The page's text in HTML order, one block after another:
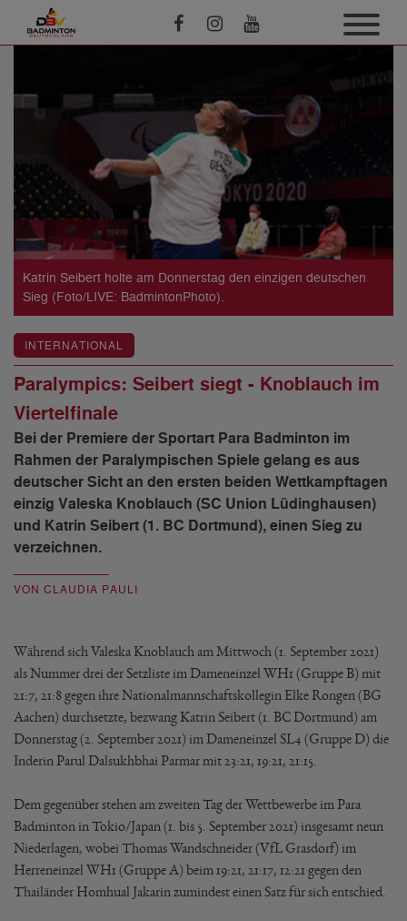
Katrin Seibert holte am Donnerstag den einzigen deutschen
Sieg (Foto/LIVE: BadmintonPhoto).
INTERNATIONAL
Paralympics: Seibert siegt - Knoblauch im
Viertelfinale
Bei der Premiere der Sportart Para Badminton im
Rahmen der Paralympischen Spiele gelang es aus
deutscher Sicht an den ersten beiden Wettkampftagen
einzig Valeska Knoblauch (SC Union Lüdinghausen)
und Katrin Seibert (1. BC Dortmund), einen Sieg zu
verzeichnen.
VON CLAUDIA PAULI
Während sich Valeska Knoblauch am Mittwoch (1. September 2021)
als Nummer drei der Setzliste im Dameneinzel WH1 (Gruppe B) mit
21:7, 21:8 gegen ihre Nationalmannschaftskollegin Elke Rongen (BG
Aachen) durchsetzte, bezwang Katrin Seibert (1. BC Dortmund) am
Donnerstag (2. September 2021) im Dameneinzel SL4 (Gruppe D) die
Inderin Parul Dalsukhbhai Parmar mit 23:21, 19:21, 21:15.
Dem gegenüber stehen am zweiten Tag der Wettbewerbe im Para
Badminton in Tokio/Japan (1. bis 5. September 2021) insgesamt neun
Niederlagen, wobei Thomas Wandschneider (VfL Grasdorf) im
Herreneinzel WH1 (Gruppe A) beim 19:21, 21:17, 12:21 gegen den
Thailänder Homhual Jakarin zumindest einen Satz für sich entschied.